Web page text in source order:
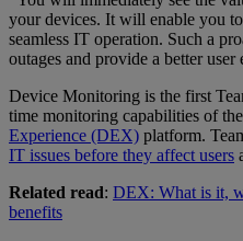
your devices. It will enable you
seamless IT operation. Such a
outages and provide a better
Device Monitoring is the first
time monitoring capabilities of
Experience (DEX) platform.
IT issues before they affect users
Related read: DEX: What is it,
benefits